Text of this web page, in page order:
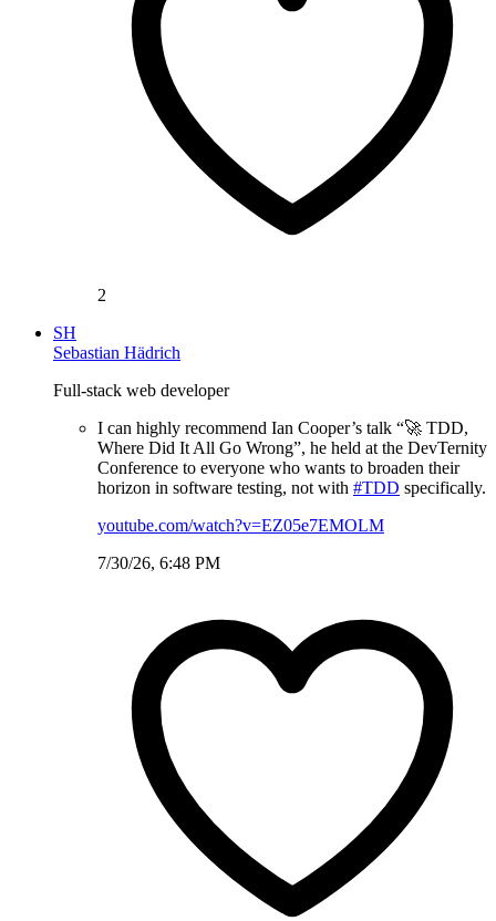
2
SH
Sebastian Hädrich
Full-stack web developer
I can highly recommend Ian Cooper’s talk “🚀 TDD,
Where Did It All Go Wrong”, he held at the DevTernity
Conference to everyone who wants to broaden their
horizon in software testing, not with #TDD specifically.
youtube.com/watch?v=EZ05e7EMOLM
7/30/26, 6:48 PM